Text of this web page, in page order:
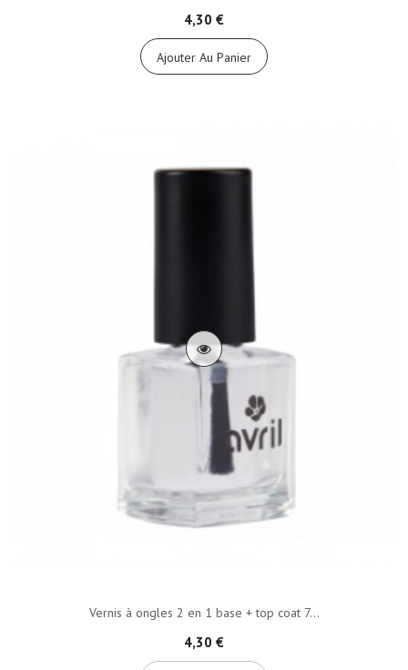
4,30 €
Ajouter Au Panier
Vernis à ongles 2 en 1 base + top coat 7...
4,30 €